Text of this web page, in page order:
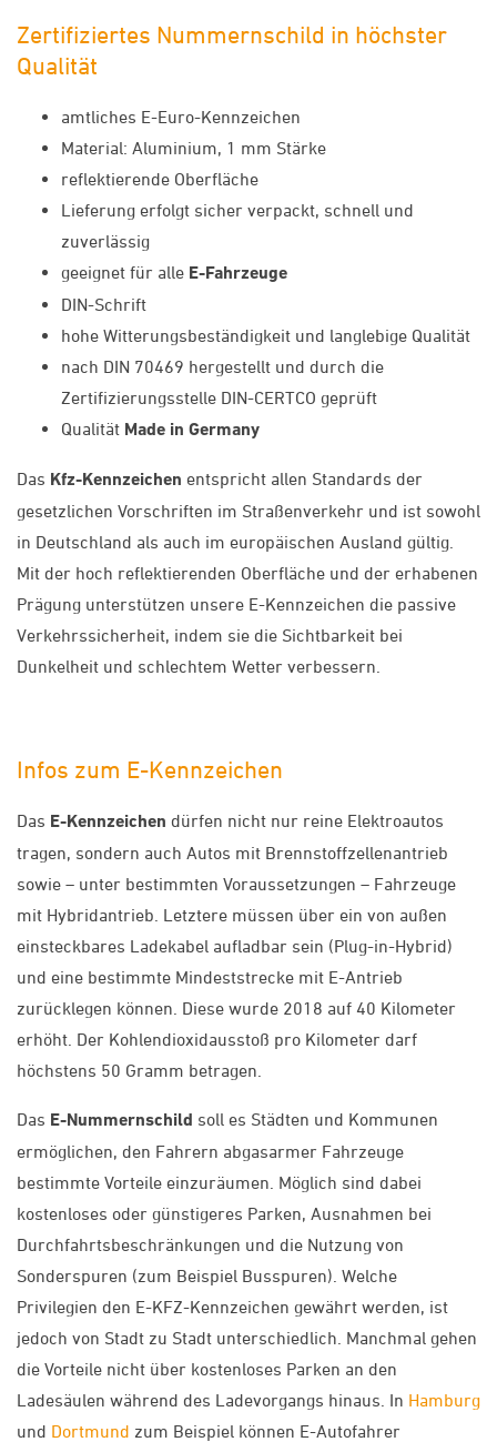
Zertifiziertes Nummernschild in höchster
Qualität
amtliches E-Euro-Kennzeichen
Material: Aluminium, 1 mm Stärke
reflektierende Oberfläche
Lieferung erfolgt sicher verpackt, schnell und
zuverlässig
geeignet für alle E-Fahrzeuge
DIN-Schrift
hohe Witterungsbeständigkeit und langlebige Qualität
nach DIN 70469 hergestellt und durch die
Zertifizierungsstelle DIN-CERTCO geprüft
Qualität Made in Germany
Das Kfz-Kennzeichen entspricht allen Standards der
gesetzlichen Vorschriften im Straßenverkehr und ist sowohl
in Deutschland als auch im europäischen Ausland gültig.
Mit der hoch reflektierenden Oberfläche und der erhabenen
Prägung unterstützen unsere E-Kennzeichen die passive
Verkehrssicherheit, indem sie die Sichtbarkeit bei
Dunkelheit und schlechtem Wetter verbessern.
Infos zum E-Kennzeichen
Das E-Kennzeichen dürfen nicht nur reine Elektroautos
tragen, sondern auch Autos mit Brennstoffzellenantrieb
sowie – unter bestimmten Voraussetzungen – Fahrzeuge
mit Hybridantrieb. Letztere müssen über ein von außen
einsteckbares Ladekabel aufladbar sein (Plug-in-Hybrid)
und eine bestimmte Mindeststrecke mit E-Antrieb
zurücklegen können. Diese wurde 2018 auf 40 Kilometer
erhöht. Der Kohlendioxidausstoß pro Kilometer darf
höchstens 50 Gramm betragen.
Das E-Nummernschild soll es Städten und Kommunen
ermöglichen, den Fahrern abgasarmer Fahrzeuge
bestimmte Vorteile einzuräumen. Möglich sind dabei
kostenloses oder günstigeres Parken, Ausnahmen bei
Durchfahrtsbeschränkungen und die Nutzung von
Sonderspuren (zum Beispiel Busspuren). Welche
Privilegien den E-KFZ-Kennzeichen gewährt werden, ist
jedoch von Stadt zu Stadt unterschiedlich. Manchmal gehen
die Vorteile nicht über kostenloses Parken an den
Ladesäulen während des Ladevorgangs hinaus. In Hamburg
und Dortmund zum Beispiel können E-Autofahrer